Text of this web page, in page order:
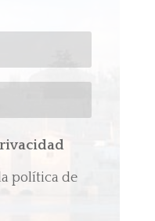
política de